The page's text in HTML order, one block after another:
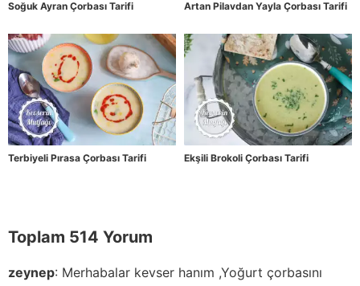
Soğuk Ayran Çorbası Tarifi Artan Pilavdan Yayla Çorbası Tarifi
Terbiyeli Pırasa Çorbası Tarifi Ekşili Brokoli Çorbası Tarifi
Toplam 514 Yorum
zeynep: Merhabalar kevser hanım ,Yoğurt çorbasını